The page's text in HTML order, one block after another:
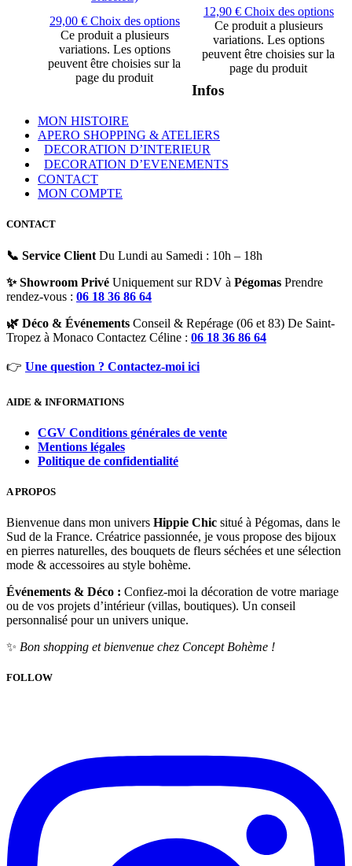
29,00 € Choix des options
Ce produit a plusieurs
variations. Les options
peuvent être choisies sur la
page du produit
12,90 € Choix des options
Ce produit a plusieurs
variations. Les options
peuvent être choisies sur la
page du produit
Infos
MON HISTOIRE
APERO SHOPPING & ATELIERS
DECORATION D’INTERIEUR
DECORATION D’EVENEMENTS
CONTACT
MON COMPTE
CONTACT
📞 Service Client Du Lundi au Samedi : 10h – 18h
✨ Showroom Privé Uniquement sur RDV à Pégomas Prendre
rendez-vous : 06 18 36 86 64
🌿 Déco & Événements Conseil & Repérage (06 et 83) De Saint-
Tropez à Monaco Contactez Céline : 06 18 36 86 64
👉 Une question ? Contactez-moi ici
AIDE & INFORMATIONS
CGV Conditions générales de vente
Mentions légales
Politique de confidentialité
A PROPOS
Bienvenue dans mon univers Hippie Chic situé à Pégomas, dans le
Sud de la France. Créatrice passionnée, je vous propose des bijoux
en pierres naturelles, des bouquets de fleurs séchées et une sélection
mode & accessoires au style bohème.
Événements & Déco : Confiez-moi la décoration de votre mariage
ou de vos projets d’intérieur (villas, boutiques). Un conseil
personnalisé pour un univers unique.
✨ Bon shopping et bienvenue chez Concept Bohème !
FOLLOW